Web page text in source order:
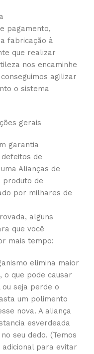
pagamento,
fabricação à
que realizar
nos encaminhe
agilizar
o sistema
gerais
garantia
de
Alianças de
produto de
por milhares de
alguns
que você
mais tempo:
elimina maior
o que pode causar
seja perde o
um polimento
nova. A aliança
esverdeada
seu dedo. (Temos
para evitar